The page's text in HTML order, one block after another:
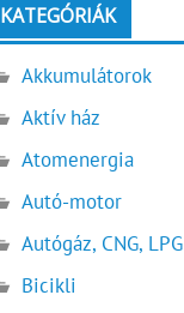
KATEGÓRIÁK
Akkumulátorok
Aktív ház
Atomenergia
Autó-motor
Autógáz, CNG, LPG
Bicikli